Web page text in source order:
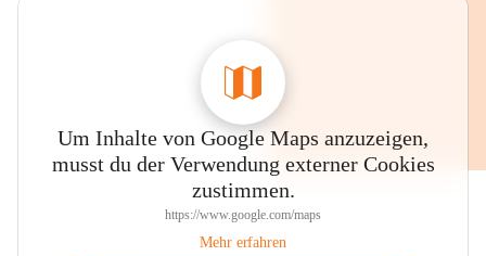
Um Inhalte von Google Maps anzuzeigen,
musst du der Verwendung externer Cookies
zustimmen.
https://www.google.com/maps
Mehr erfahren